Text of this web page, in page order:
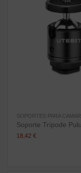
SOPORTES PARA
Soporte Trípode
18,42 €